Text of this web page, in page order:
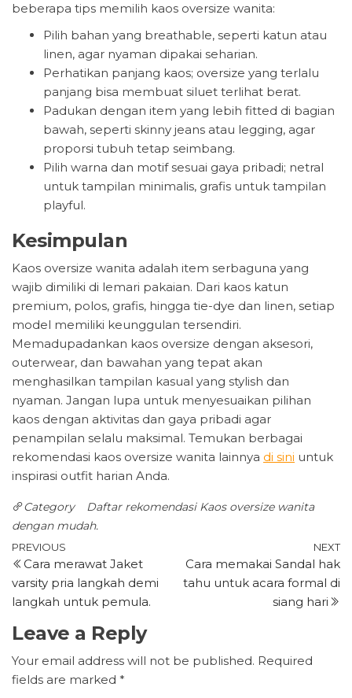
beberapa tips memilih kaos oversize wanita:
Pilih bahan yang breathable, seperti katun atau
linen, agar nyaman dipakai seharian.
Perhatikan panjang kaos; oversize yang terlalu
panjang bisa membuat siluet terlihat berat.
Padukan dengan item yang lebih fitted di bagian
bawah, seperti skinny jeans atau legging, agar
proporsi tubuh tetap seimbang.
Pilih warna dan motif sesuai gaya pribadi; netral
untuk tampilan minimalis, grafis untuk tampilan
playful.
Kesimpulan
Kaos oversize wanita adalah item serbaguna yang
wajib dimiliki di lemari pakaian. Dari kaos katun
premium, polos, grafis, hingga tie-dye dan linen, setiap
model memiliki keunggulan tersendiri.
Memadupadankan kaos oversize dengan aksesori,
outerwear, dan bawahan yang tepat akan
menghasilkan tampilan kasual yang stylish dan
nyaman. Jangan lupa untuk menyesuaikan pilihan
kaos dengan aktivitas dan gaya pribadi agar
penampilan selalu maksimal. Temukan berbagai
rekomendasi kaos oversize wanita lainnya di sini untuk
inspirasi outfit harian Anda.
Category
Daftar rekomendasi Kaos oversize wanita
dengan mudah.
Post
navigation
Previous
Post
PREVIOUS
Cara merawat Jaket
varsity pria langkah demi
langkah untuk pemula.
NEXT
Cara memakai Sandal hak
tahu untuk acara formal di
siang hari
Leave a Reply
Your email address will not be published. Required
fields are marked *